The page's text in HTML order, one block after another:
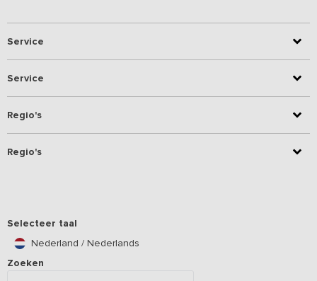
Service
Service
Regio's
Regio's
Selecteer taal
Nederland / Nederlands
Zoeken